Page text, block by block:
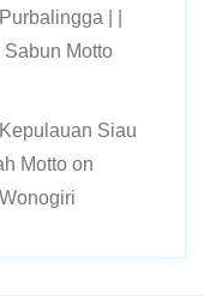
| |
Sabun Motto
Siau
Motto on